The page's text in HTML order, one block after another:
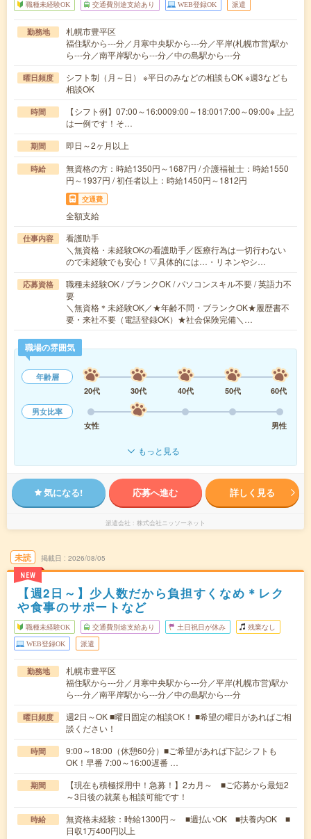
職種未経験OK 交通費別途支給あり WEB登録OK 派遣
勤務地
札幌市豊平区
福住駅から---分／月寒中央駅から---分／平岸(札幌市営)駅か
ら---分／南平岸駅から---分／中の島駅から---分
曜日頻度
シフト制（月～日） ※平日のみなどの相談もOK ※週3なども
相談OK
時間
【シフト例】07:00～16:0009:00～18:0017:00～09:00※ 上記
は一例です！そ…
期間 即日～2ヶ月以上
時給
無資格の方：時給1350円～1687円 / 介護福祉士：時給1550
円～1937円 / 初任者以上：時給1450円～1812円
交通費
全額支給
仕事内容
看護助手
＼無資格・未経験OKの看護助手／医療行為は一切行わない
ので未経験でも安心！▽具体的には…・リネンやシ…
応募資格
職種未経験OK / ブランクOK / パソコンスキル不要 / 英語力不
要
＼無資格＊未経験OK／★年齢不問・ブランクOK★履歴書不
要・来社不要（電話登録OK）★社会保険完備＼…
職場の雰囲気
年齢層
20代
30代 40代 50代
60代
男女比率
女性
男性
もっと見る
気になる! 応募へ進む 詳しく見る
派遣会社 株式会社ニッソーネット
未読
NEW
掲載日 2026/08/05
【週2日～】少人数だから負担すくなめ＊レク
や食事のサポートなど
職種未経験OK 交通費別途支給あり 土日祝日が休み 残業なし
WEB登録OK 派遣
勤務地
札幌市豊平区
福住駅から---分／月寒中央駅から---分／平岸(札幌市営)駅か
ら---分／南平岸駅から---分／中の島駅から---分
曜日頻度
週2日～OK ■曜日固定の相談OK！ ■希望の曜日があればご相
談ください！
時間
9:00～18:00（休憩60分）■ご希望があれば下記シフトも
OK！早番 7:00～16:00遅番 …
期間
【現在も積極採用中！急募！】2カ月～ ■ご応募から最短2
～3日後の就業も相談可能です！
時給
無資格未経験：時給1300円～ ■週払いOK ■扶養内OK ■
日収1万400円以上